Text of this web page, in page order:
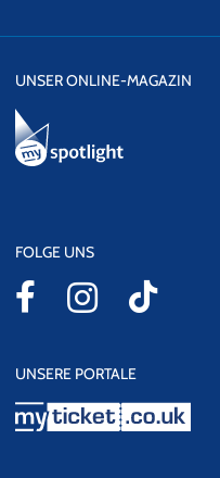
UNSER ONLINE-MAGAZIN
FOLGE UNS
UNSERE PORTALE